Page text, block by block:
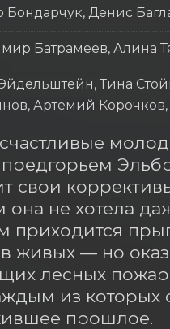
Бондарчук, Денис
Батрамеев, Алина
Тина
Артемий Корочков,
свои
не хотела
приходится
в живых — но
лесных
из которых
прошлое.